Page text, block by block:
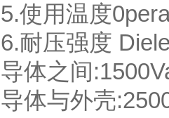
5.使用温度
6.耐压强度
导体之间
导体与外壳